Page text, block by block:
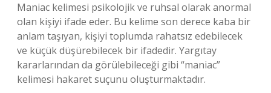
Maniac kelimesi psikolojik ve ruhsal olarak anormal
olan kişiyi ifade eder. Bu kelime son derece kaba bir
anlam taşıyan, kişiyi toplumda rahatsız edebilecek
ve küçük düşürebilecek bir ifadedir. Yargıtay
kararlarından da görülebileceği gibi “maniac”
kelimesi hakaret suçunu oluşturmaktadır.